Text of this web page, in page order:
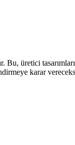
üretici
karar